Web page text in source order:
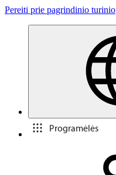
Pereiti prie pagrindinio turinio
Programėlės